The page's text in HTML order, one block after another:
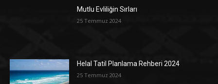
Mutlu Evliliğin Sırları
25 Temmuz 2024
Helal Tatil Planlama Rehberi 2024
25 Temmuz 2024